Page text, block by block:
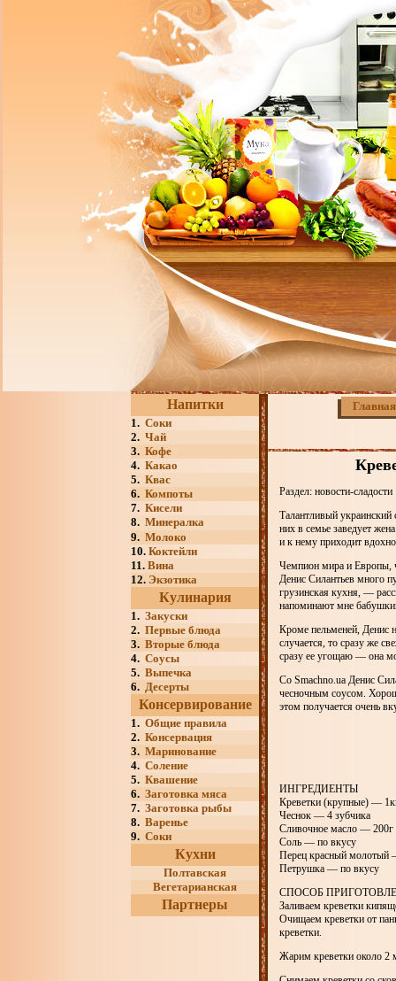
Напитки
1. Соки
2. Чай
3. Кофе
4. Какао
5. Квас
6. Компоты
7. Кисели
8. Минералка
9. Молоко
10. Коктейли
11. Вина
12. Экзотика
Кулинария
1. Закуски
2. Первые блюда
3. Вторые блюда
4. Соусы
5. Выпечка
6. Десерты
Консервирование
1. Общие правила
2. Консервация
3. Маринование
4. Соление
5. Квашение
6. Заготовка мяса
7. Заготовка рыбы
8. Варенье
9. Соки
Кухни
Полтавская
Вегетарианская
Партнеры
Главная
Раздел: новости-сладости
Талантливый
них в семье заведует
и к нему приходит
Чемпион мира и Европы,
Денис Силантьев много
грузинская кухня, —
напоминают мне
Кроме пельменей, Денис
случается, то сразу же
сразу ее угощаю — она
Со Smachno.ua Денис
чесночным соусом.
этом получается очень
ИНГРЕДИЕНТЫ
Креветки (крупные) —
Чеснок — 4 зубчика
Сливочное масло — 200г
Соль — по вкусу
Перец красный молотый
Петрушка — по вкусу
СПОСОБ
Заливаем креветки
Очищаем креветки от
креветки.
Жарим креветки около 2